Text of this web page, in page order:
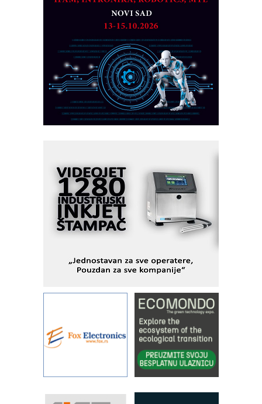
CTO - Prilagodite svoju toplinsku
Razvoj asortimanskog pravca MINI-
PLC AKYTEC
AUKOM: Svetski standard metrologije
dostupan u Srbiji
MOTOMAN – NEXT-Robotika vođena
veštačkom inteligencijom
I.SAFE MOBILE revolucioniše
Fleksibilno stezanje i brzo
podešavanje u proizvodnji prototipova
KIP KOP – napredna rešenja za
savremene industrijske i logističke
objekte
Alba d.o.o. – 35 godina preciznosti u
IBeRTIM - oprema za ispitivanje
STAUFF – Komponente koje
povećavaju pouzdanost hidrauličkih
YAMADA pumpe – japanska
pouzdanost u transferu fluida
Filtration Group Industrial – Napredna
rešenja za filtraciju u hidrauličkim i